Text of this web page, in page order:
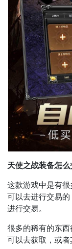
天使之战装备怎么
这款游戏中是有
可以去进行交易
进行交易。
很多的稀有的东
可以去获取，或者